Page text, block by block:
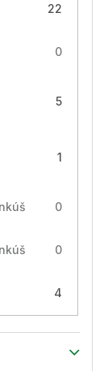
22
0
5
1
0
0
4